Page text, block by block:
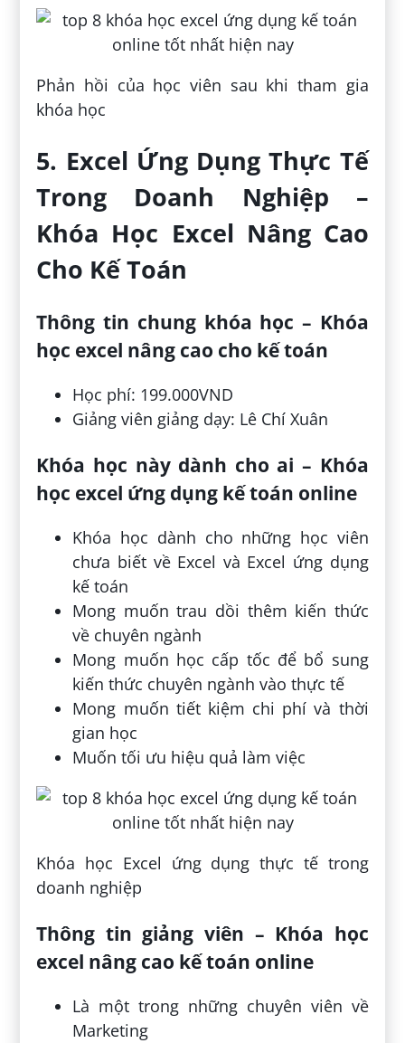
Phản hồi của học viên sau khi tham gia
khóa học
5. Excel Ứng Dụng Thực Tế
Trong Doanh Nghiệp –
Khóa Học Excel Nâng Cao
Cho Kế Toán
Thông tin chung khóa học – Khóa
học excel nâng cao cho kế toán
Học phí: 199.000VND
Giảng viên giảng dạy: Lê Chí Xuân
Khóa học này dành cho ai – Khóa
học excel ứng dụng kế toán online
Khóa học dành cho những học viên
chưa biết về Excel và Excel ứng dụng
kế toán
Mong muốn trau dồi thêm kiến thức
về chuyên ngành
Mong muốn học cấp tốc để bổ sung
kiến thức chuyên ngành vào thực tế
Mong muốn tiết kiệm chi phí và thời
gian học
Muốn tối ưu hiệu quả làm việc
Khóa học Excel ứng dụng thực tế trong
doanh nghiệp
Thông tin giảng viên – Khóa học
excel nâng cao kế toán online
Là một trong những chuyên viên về
Marketing